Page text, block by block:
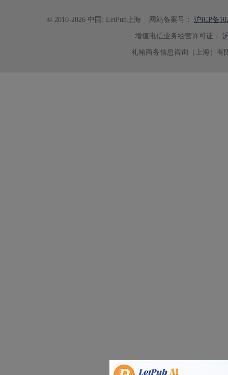
© 2010-2026 中国: LetPub上海 网站备案号： 沪ICP备
增值电信业务经营许可证：
礼翰商务信息咨询（上海）